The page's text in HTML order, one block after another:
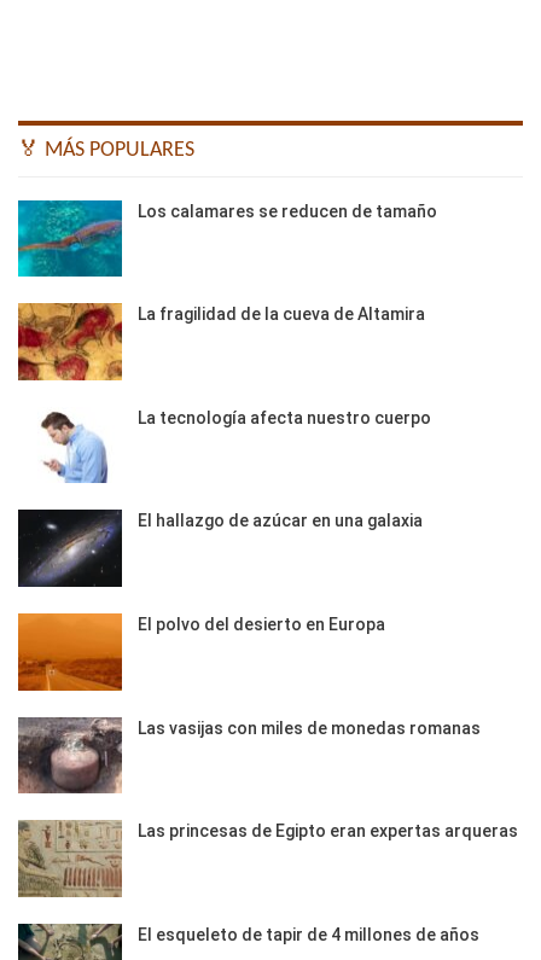
🏅 MÁS POPULARES
Los calamares se reducen de tamaño
La fragilidad de la cueva de Altamira
La tecnología afecta nuestro cuerpo
El hallazgo de azúcar en una galaxia
El polvo del desierto en Europa
Las vasijas con miles de monedas romanas
Las princesas de Egipto eran expertas arqueras
El esqueleto de tapir de 4 millones de años